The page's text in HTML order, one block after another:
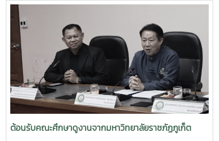
โอกาสนี้ ทีมงานจากงานสิ่งแวดล้อมและภัยพิบัติ กองกายภาพ
และสิ่งแวดล้อม ได้ร่วมสาธิตการทำปุ๋ยหมักใบไม้ในวงตาข่าย เพื่อ
เป็นแนวทางในการจัดการเศษวัสดุอินทรีย์ภายในครัวเรือนและ
ชุมชน โดยมีประชาชนชุมชนบ้านโปง และโรงเรียนในพื้นที่เข้าร่วม
เรียนรู้และฝึกปฏิบัติ ทั้งนี้ กิจกรรมดังกล่าวจัดขึ้นภายใต้
โครงการส่งเสริมการจัดการขยะอย่างถูกวิธีและถูกสุขลักษณะ
ของชุมชนบ้านโปง ประจำปี 2569 โดยบูรณาการให้ความรู้ร่วม
กับเทศบาลตำบลป่าไผ่ และนางนิตยา วิริยา แม่หลวงบ้านหม้อ หมู๋
12 ตำบลป่าไผ่ ร่วมถ่ายทอดองค์ความรู้ด้านการคัดแยกขยะ การ
จัดการขยะอินทรีย์ กองทุนออมบุญขยะบ้านหม้อ และการใช้
ประโยชน์จากวัสดุเหลือใช้ เพื่อส่งเสริมให้ประชาชนสามารถนำ
ความรู้ไปประยุกต์ใช้ในครัวเรือน ลดปริมาณขยะที่ต้องนำไปกำจัด
ต้อนรับคณะศึกษาดูงานจากมหาวิทยาลัยราชภัฏภูเก็ต